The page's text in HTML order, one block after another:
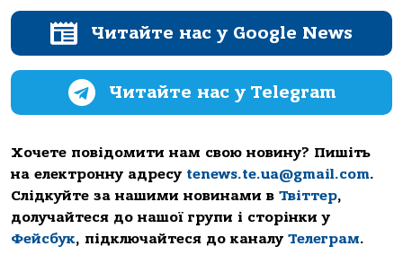
Читайте нас у Google News
Читайте нас у Telegram
Хочете повідомити нам свою новину? Пишіть
на електронну адресу tenews.te.ua@gmail.com.
Слідкуйте за нашими новинами в Твіттер,
долучайтеся до нашої групи і сторінки у
Фейсбук, підключайтеся до каналу Телеграм.